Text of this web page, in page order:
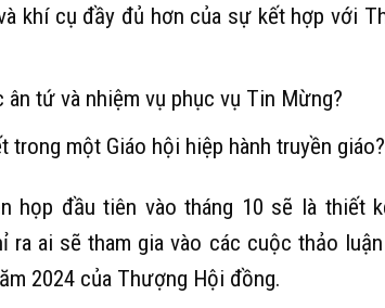
khí cụ đầy đủ hơn của sự kết hợp với
tứ và nhiệm vụ phục vụ Tin Mừng?
một Giáo hội hiệp hành truyền giáo?
họp đầu tiên vào tháng 10 sẽ là thiết
ra ai sẽ tham gia vào các cuộc thảo
2024 của Thượng Hội đồng.